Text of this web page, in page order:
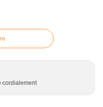
cordialement